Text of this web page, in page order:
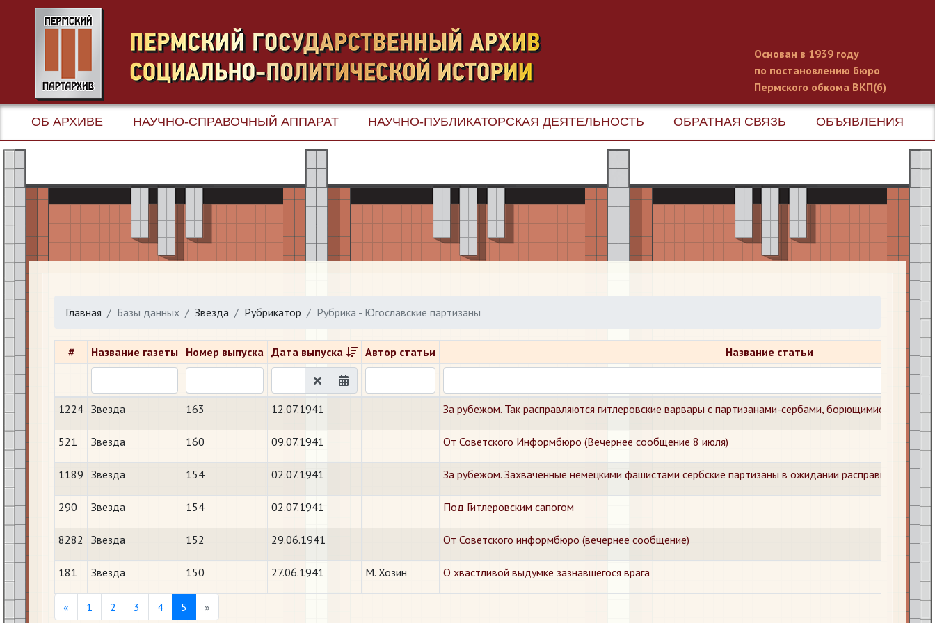
Основан в 1939 году
по постановлению бюро
Пермского обкома ВКП(б)
ОБ АРХИВЕ НАУЧНО-СПРАВОЧНЫЙ АППАРАТ НАУЧНО-ПУБЛИКАТОРСКАЯ ДЕЯТЕЛЬНОСТЬ ОБРАТНАЯ СВЯЗЬ ОБЪЯВЛЕНИЯ
Главная Базы данных Звезда Рубрикатор Рубрика - Югославские партизаны
# Название газеты Номер выпуска Дата выпуска Автор статьи Название статьи
1224 Звезда 163 12.07.1941 За рубежом. Так расправляются гитлеровские варвары с партизанами-сербами, борющимися против
521 Звезда 160 09.07.1941 От Советского Информбюро (Вечернее сообщение 8 июля)
1189 Звезда 154 02.07.1941 За рубежом. Захваченные немецкими фашистами сербские партизаны в ожидании расправы
290 Звезда 154 02.07.1941 Под Гитлеровским сапогом
8282 Звезда 152 29.06.1941 От Советского информбюро (вечернее сообщение)
181 Звезда 150 27.06.1941 М. Хозин О хвастливой выдумке зазнавшегося врага
« Previous
1 2 3 4 5 »